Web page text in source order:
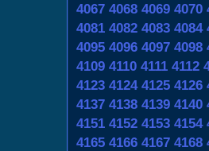
4067 4068 4069 4070
4081 4082 4083 4084
4095 4096 4097 4098
4109 4110 4111 4112
4123 4124 4125 4126
4137 4138 4139 4140
4151 4152 4153 4154
4165 4166 4167 4168